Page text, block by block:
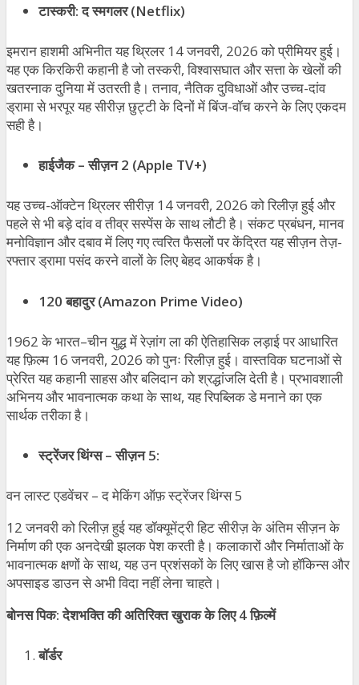
टास्करी:द स्मगलर(Netflix)
इमरान हाशमी अभिनीत यह थ्रिलर 14 जनवरी, 2026 को प्रीमियर हुई।
यह एक किरकिरी कहानी है जो तस्करी, विश्वासघात और सत्ता के खेलों की
खतरनाक दुनिया में उतरती है। तनाव, नैतिक दुविधाओं और उच्च-दांव
ड्रामा से भरपूर यह सीरीज़ छुट्टी के दिनों में बिंज-वॉच करने के लिए एकदम
सही है।
हाईजैक–सीज़न2 (Apple TV+)
यह उच्च-ऑक्टेन थ्रिलर सीरीज़ 14 जनवरी, 2026 को रिलीज़ हुई और
पहले से भी बड़े दांव व तीव्र सस्पेंस के साथ लौटी है। संकट प्रबंधन, मानव
मनोविज्ञान और दबाव में लिए गए त्वरित फैसलों पर केंद्रित यह सीज़न तेज़-
रफ्तार ड्रामा पसंद करने वालों के लिए बेहद आकर्षक है।
120बहादुर(Amazon Prime Video)
1962 के भारत–चीन युद्ध में रेज़ांग ला की ऐतिहासिक लड़ाई पर आधारित
यह फ़िल्म 16 जनवरी, 2026 को पुनः रिलीज़ हुई। वास्तविक घटनाओं से
प्रेरित यह कहानी साहस और बलिदान को श्रद्धांजलि देती है। प्रभावशाली
अभिनय और भावनात्मक कथा के साथ, यह रिपब्लिक डे मनाने का एक
सार्थक तरीका है।
स्ट्रेंजर थिंग्स–सीज़न5:
वन लास्ट एडवेंचर – द मेकिंग ऑफ़ स्ट्रेंजर थिंग्स 5
12 जनवरी को रिलीज़ हुई यह डॉक्यूमेंट्री हिट सीरीज़ के अंतिम सीज़न के
निर्माण की एक अनदेखी झलक पेश करती है। कलाकारों और निर्माताओं के
भावनात्मक क्षणों के साथ, यह उन प्रशंसकों के लिए खास है जो हॉकिन्स और
अपसाइड डाउन से अभी विदा नहीं लेना चाहते।
बोनस पिक:देशभक्ति की अतिरिक्त खुराक के लिए4फ़िल्में
बॉर्डर